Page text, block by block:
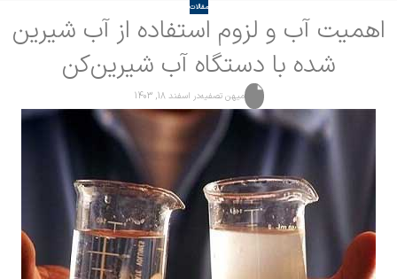
مقالات
اهمیت آب و لزوم استفاده از آب شیرین
شده با دستگاه آب شیرین‌کن
میهن تصفیهدر اسفند 18, 1403